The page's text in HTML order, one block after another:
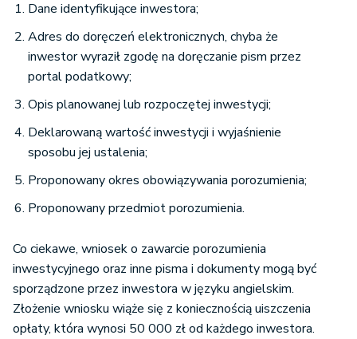
Dane identyfikujące inwestora;
Adres do doręczeń elektronicznych, chyba że
inwestor wyraził zgodę na doręczanie pism przez
portal podatkowy;
Opis planowanej lub rozpoczętej inwestycji;
Deklarowaną wartość inwestycji i wyjaśnienie
sposobu jej ustalenia;
Proponowany okres obowiązywania porozumienia;
Proponowany przedmiot porozumienia.
Co ciekawe, wniosek o zawarcie porozumienia
inwestycyjnego oraz inne pisma i dokumenty mogą być
sporządzone przez inwestora w języku angielskim.
Złożenie wniosku wiąże się z koniecznością uiszczenia
opłaty, która wynosi 50 000 zł od każdego inwestora.